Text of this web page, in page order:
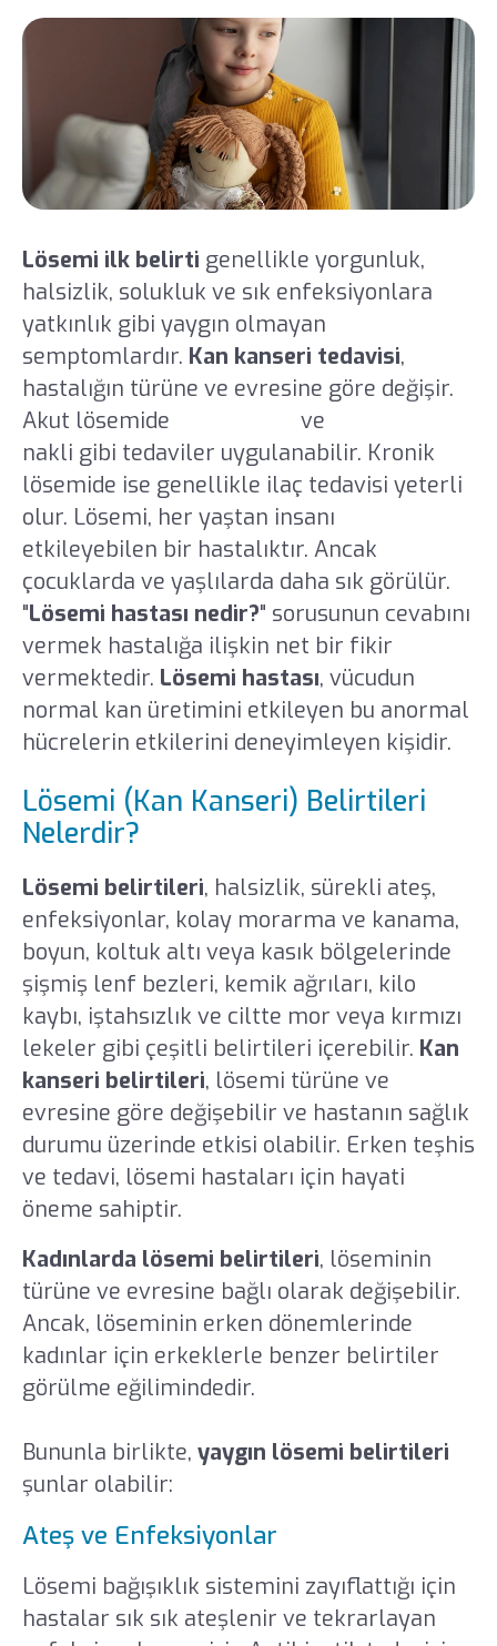
Lösemi ilk belirti genellikle yorgunluk,
halsizlik, solukluk ve sık enfeksiyonlara
yatkınlık gibi yaygın olmayan
semptomlardır. Kan kanseri tedavisi,
hastalığın türüne ve evresine göre değişir.
Akut lösemide
ve
nakli gibi tedaviler uygulanabilir. Kronik
lösemide ise genellikle ilaç tedavisi yeterli
olur. Lösemi, her yaştan insanı
etkileyebilen bir hastalıktır. Ancak
çocuklarda ve yaşlılarda daha sık görülür.
"Lösemi hastası nedir?" sorusunun cevabını
vermek hastalığa ilişkin net bir fikir
vermektedir. Lösemi hastası, vücudun
normal kan üretimini etkileyen bu anormal
hücrelerin etkilerini deneyimleyen kişidir.
Lösemi (Kan Kanseri) Belirtileri
Nelerdir?
Lösemi belirtileri, halsizlik, sürekli ateş,
enfeksiyonlar, kolay morarma ve kanama,
boyun, koltuk altı veya kasık bölgelerinde
şişmiş lenf bezleri, kemik ağrıları, kilo
kaybı, iştahsızlık ve ciltte mor veya kırmızı
lekeler gibi çeşitli belirtileri içerebilir. Kan
kanseri belirtileri, lösemi türüne ve
evresine göre değişebilir ve hastanın sağlık
durumu üzerinde etkisi olabilir. Erken teşhis
ve tedavi, lösemi hastaları için hayati
öneme sahiptir.
Kadınlarda lösemi belirtileri, löseminin
türüne ve evresine bağlı olarak değişebilir.
Ancak, löseminin erken dönemlerinde
kadınlar için erkeklerle benzer belirtiler
görülme eğilimindedir.
Bununla birlikte, yaygın lösemi belirtileri
şunlar olabilir:
Ateş ve Enfeksiyonlar
Lösemi bağışıklık sistemini zayıflattığı için
hastalar sık sık ateşlenir ve tekrarlayan